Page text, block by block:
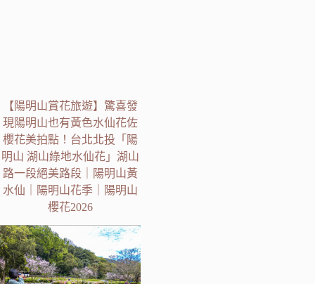
【陽明山賞花旅遊】驚喜發
現陽明山也有黃色水仙花佐
櫻花美拍點！台北北投「陽
明山 湖山綠地水仙花」湖山
路一段絕美路段｜陽明山黃
水仙｜陽明山花季｜陽明山
櫻花2026